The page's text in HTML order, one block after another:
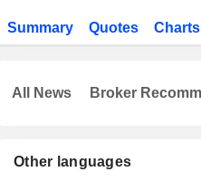
Summary Quotes Charts
Other languages
All News Broker